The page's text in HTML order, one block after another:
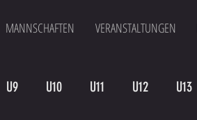
MANNSCHAFTEN VERANSTALTUNGEN
U9 U10 U11 U12 U13